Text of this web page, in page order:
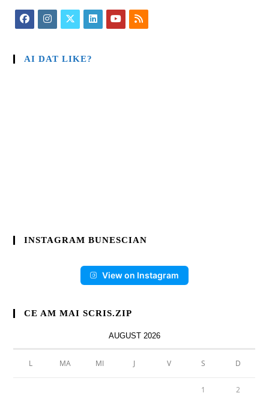
AI DAT LIKE?
INSTAGRAM BUNESCIAN
View on Instagram
CE AM MAI SCRIS.ZIP
AUGUST 2026
L MA MI J V S D
1 2